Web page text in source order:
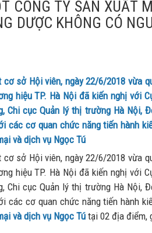
CÔNG TY SẢN XUẤT
DƯỢC KHÔNG CÓ
sở Hội viên, ngày 22/6/2018 vừa
hiệu TP. Hà Nội đã kiến nghị với
Chi cục Quản lý thị trường Hà Nội,
các cơ quan chức năng tiến hành
và dịch vụ Ngọc Tú
sở Hội viên, ngày 22/6/2018 vừa
hiệu TP. Hà Nội đã kiến nghị với
Chi cục Quản lý thị trường Hà Nội,
các cơ quan chức năng tiến hành
và dịch vụ Ngọc Tú tại 02 địa điểm,